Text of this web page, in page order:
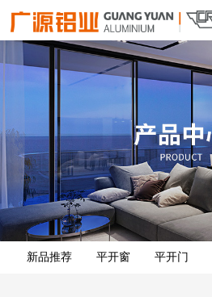
新品推荐 平开窗 平开门